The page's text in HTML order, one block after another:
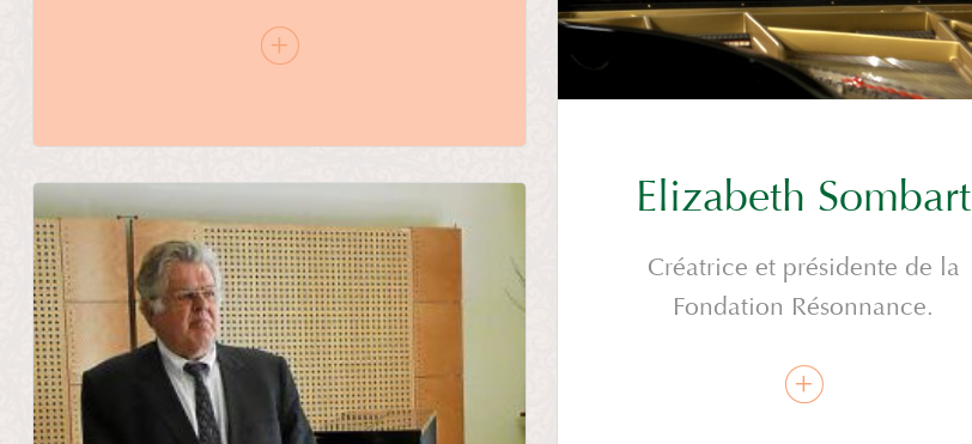
Elizabeth Sombart
Créatrice et présidente de la
Fondation Résonnance.